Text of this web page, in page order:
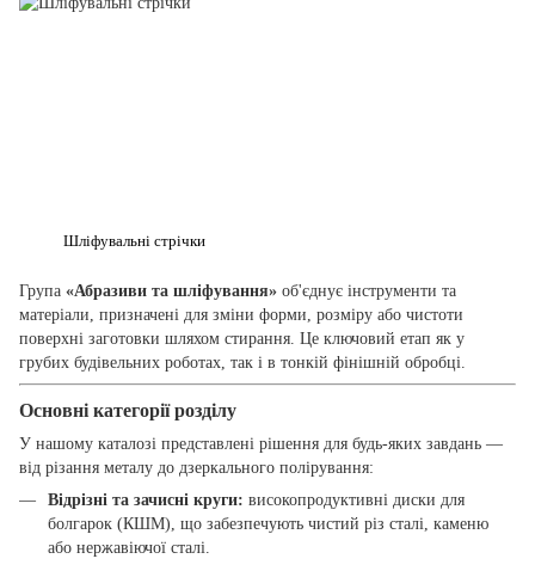
Група «Абразиви та шліфування» об'єднує інструменти та
матеріали, призначені для зміни форми, розміру або чистоти
поверхні заготовки шляхом стирання. Це ключовий етап як у
грубих будівельних роботах, так і в тонкій фінішній обробці.
Основні категорії розділу
У нашому каталозі представлені рішення для будь-яких завдань —
від різання металу до дзеркального полірування:
Відрізні та зачисні круги: високопродуктивні диски для
болгарок (КШМ), що забезпечують чистий різ сталі, каменю
або нержавіючої сталі.
Шліфувальні стрічки